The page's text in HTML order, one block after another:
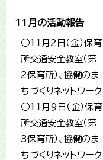
11月の活動報告
○11月2日（金）保育
所交通安全教室（第
2保育所）、協働のま
ちづくりネットワーク
○11月9日（金）保育
所交通安全教室（第
3保育所）、協働のま
ちづくりネットワーク